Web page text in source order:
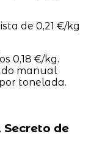
de 0,21 €/kg
0,18 €/kg.
manual
tonelada.
Secreto de